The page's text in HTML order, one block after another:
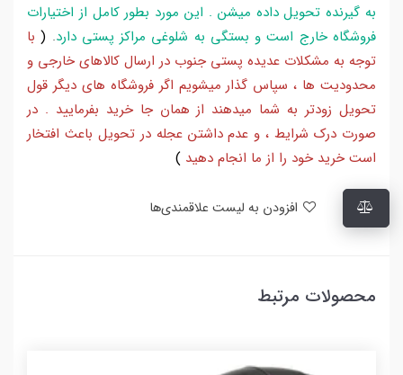
به گیرنده تحویل داده میشن . این مورد بطور کامل از اختیارات
فروشگاه خارج است و بستگی به شلوغی مراکز پستی دارد.
(با
توجه به مشکلات عدیده پستی جنوب در ارسال کالاهای خارجی و
محدودیت ها ، سپاس گذار میشویم اگر فروشگاه های دیگر قول
تحویل زودتر به شما میدهند از همان جا خرید بفرمایید . در
صورت درک شرایط ، و عدم داشتن عجله در تحویل باعث افتخار
است خرید خود را از ما انجام دهید )
محصولات مرتبط